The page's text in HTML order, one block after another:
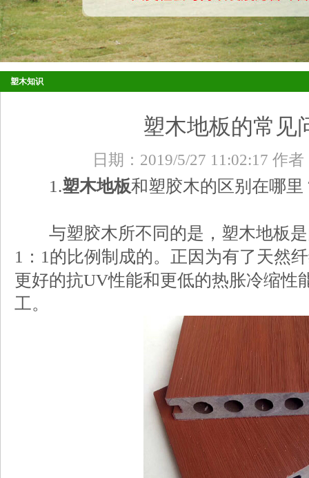
塑木知识
塑木地板的常见
日期：2019/5/27 11:02:17 作
1.塑木地板和塑胶木的区别在哪里
与塑胶木所不同的是，塑木地板是
1：1的比例制成的。正因为有了天然
更好的抗UV性能和更低的热胀冷缩性
工。